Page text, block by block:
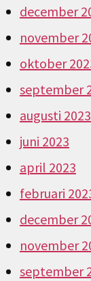
december
november
oktober
september
augusti 2023
juni 2023
april 2023
februari
december
november
september